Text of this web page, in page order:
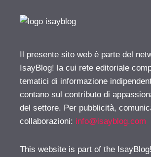
Il presente sito web è parte del
IsayBlog! la cui rete editoriale
tematici di informazione
contano sul contributo di
del settore. Per pubblicità,
collaborazioni: info@isayblog.com
This website is part of the